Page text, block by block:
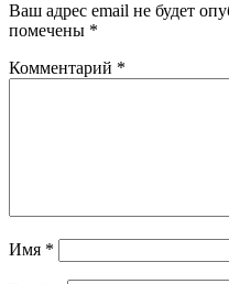
Ваш адрес email не будет
помечены *
Комментарий *
Имя *